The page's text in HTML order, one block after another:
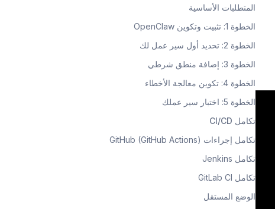
المتطلبات الأساسية
الخطوة 1: تثبيت وتكوين OpenClaw
الخطوة 2: تحديد أول سير عمل لك
الخطوة 3: إضافة منطق شرطي
الخطوة 4: تكوين معالجة الأخطاء
الخطوة 5: اختبار سير عملك
تكامل CI/CD
تكامل إجراءات GitHub (GitHub Actions)
تكامل Jenkins
تكامل GitLab CI
الوضع المستقل